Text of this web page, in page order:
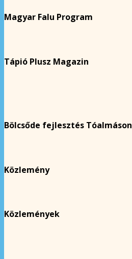
Magyar Falu Program
Tápió Plusz Magazin
Bölcsőde fejlesztés Tóalmáson
Közlemény
Közlemények